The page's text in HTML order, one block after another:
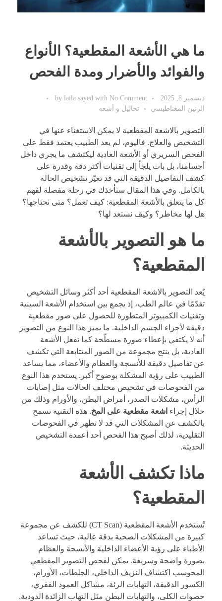
ما هي الأشعة المقطعية؟ الأنواع
والفوائد والأضرار ومدة الفحص
ديسمبر 8, 2025 by laila sayed with No Comment
الرنين المغناطيسي
تحاليل و أشعه
التصوير بالاشعة المقطعية لا يمكن الاستغناء عنها في
التشخيص والعلاج. فاليوم، لم يعد الطبيب يعتمد فقط على
الفحص السريري أو الأشعة العادية ليكتشف ما يجري داخل
أجسامنا، بل بات يلجأ إلى تقنيات أكثر دقة وقدرة على
كشف التفاصيل الدقيقة التي قد تغيّر تشخيص الحالة
بالكامل. وفي هذا المقال سنأخذك في رحلة مفصلة لفهم
كل ما يتعلق بالأشعة المقطعية: كيف تعمل؟ متى نحتاجها؟
هل لها مخاطر؟ وكيف نستعد لها؟
ما هو التصوير بالأشعة
المقطعية؟
يُعد التصوير بالاشعة المقطعية أحد أكثر وسائل التشخيص
تقدّمًا في عالم الطب، إذ يجمع بين استخدام الأشعة السينية
وتقنيات الكمبيوتر المتطورة للحصول على صور مقطعية
دقيقة لأجزاء الجسم الداخلية. ما يميز هذا النوع من التصوير
أنه لا يكتفي بإعطاء صورة مسطّحة كما تفعل الأشعة
العادية، بل ينتج مجموعة من الصور المتتابعة التي تكشف
عن تفاصيل دقيقة للأنسجة والعظام والأعضاء، مما يساعد
الطبيب على رؤية المشكلة بوضوح أكبر. يستخدم هذا النوع
من الفحوصات في تشخيص مختلف الحالات مثل إصابات
الرأس، مشكلات الصدر، أمراض البطن، والأورام وذلك من
خلال إجراء اشعة مقطعية على المخ. هذه التقنية تسمح
بالكشف عن المشكلات التي قد لا تظهر في الفحوصات
التقليدية، لذلك أصبح هذا الفحص أحد أعمدة التشخيص
الحديثة.
ماذا تكشف الأشعة
المقطعية؟
تُستخدم الأشعة المقطعية (CT Scan) للكشف عن مجموعة
كبيرة من المشكلات الصحية بدقة عالية، حيث تساعد
الأطباء على رؤية الأعضاء الداخلية والأنسجة والعظام
بصورة واضحة وسريعة. يمكن لفحص التصوير المقطعي
المحوسب اكتشاف النزيف الداخلي، الجلطات، الأورام،
الكسور الدقيقة، التهابات الرئة، مشاكل العمود الفقري،
حصوات الكلى، والتهابات البطن مثل التهاب الزائدة الدودية.